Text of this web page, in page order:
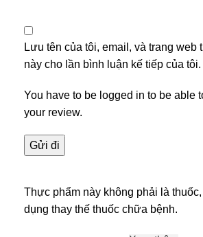
Lưu tên của tôi, email, và trang web
này cho lần bình luận kế tiếp của tôi.
You have to be logged in to be able
your review.
Thực phẩm này không phải là
dụng thay thế thuốc chữa bệnh.